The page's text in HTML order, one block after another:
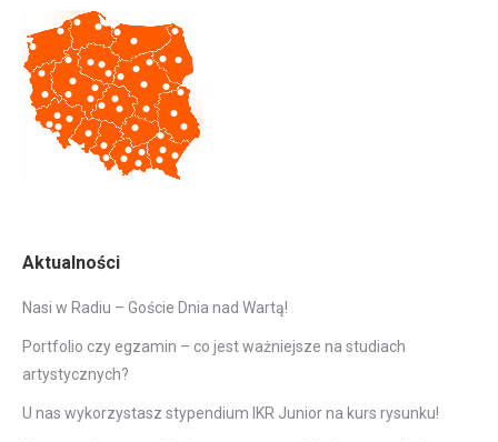
Aktualności
Nasi w Radiu – Goście Dnia nad Wartą!
Portfolio czy egzamin – co jest ważniejsze na studiach
artystycznych?
U nas wykorzystasz stypendium IKR Junior na kurs rysunku!